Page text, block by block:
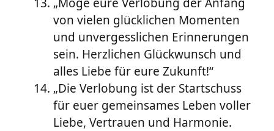
von vielen glücklichen Momenten
und unvergesslichen Erinnerungen
sein. Herzlichen Glückwunsch und
alles Liebe für eure Zukunft!“
„Die Verlobung ist der Startschuss
für euer gemeinsames Leben voller
Liebe, Vertrauen und Harmonie.